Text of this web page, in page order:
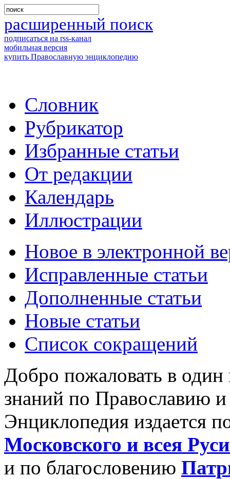
расширенный поиск
подписаться на rss-канал
мобильная версия
купить Православную энциклопедию
Словник
Рубрикатор
Избранные статьи
От редакции
Календарь
Иллюстрации
Новое в электронной
Исправленные статьи
Дополненные статьи
Новые статьи
Список сокращений
Добро пожаловать в
знаний по Православию
Энциклопедия издается
Московского и всея
и по благословению